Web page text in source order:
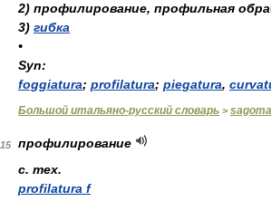
2) профилирование, профильная
3) гибка
•
Syn:
foggiatura; profilatura; piegatura,
Большой итальяно-русский словарь >
15
профилирование
с. тех.
profilatura f